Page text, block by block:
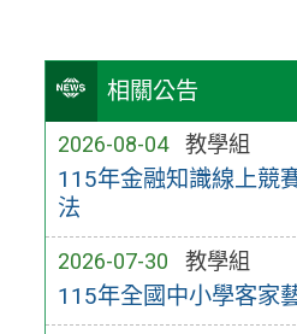
相關公告
2026-08-04 教學組
115年金融知識線上競
法
2026-07-30 教學組
115年全國中小學客家